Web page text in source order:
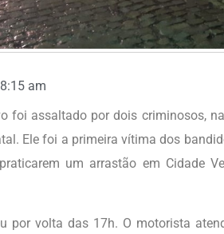
am
foi assaltado por dois criminosos,
Ele foi a primeira vítima dos
um arrastão em Cidade
por volta das 17h. O motorista